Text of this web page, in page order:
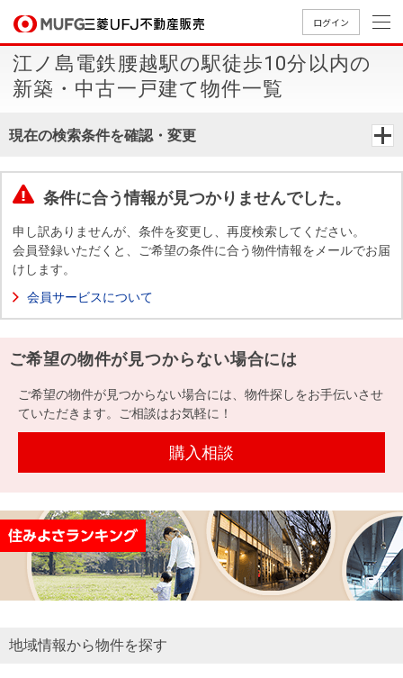
ログイン
買いたいTOP
中古
マン
ンを
探す
築・
一戸
建て
す
用
物
件
を
す
件を
探す
売りたいTOP
無
料
定
却
談
売却
金額
試算
売却向け
周辺相場
住まい1プ
店舗案内TOP
店舗のご
案内（首
案内（名
案内（関
会社情報TOP
ごあいさ
つ
要
Way
経営ビジ
ョン
組織図
役員一
沿革
本社地
図
（電子ブ
ック版）
採用情報TOP
新卒採用
情報
採用情報
買いたい
売りたい
店舗案内
会社情報
採用情報
提携企業にお勤めの方
閉じる
江ノ島電鉄腰越駅の駅徒歩10分以内の
新築・中古一戸建て物件一覧
現在の検索条件を確認・変更
条件に合う情報が見つかりませんでした。
申し訳ありませんが、条件を変更し、再度検索してください。
会員登録いただくと、ご希望の条件に合う物件情報をメールでお届
けします。
会員サービスについて
ご希望の物件が見つからない場合には
ご希望の物件が見つからない場合には、物件探しをお手伝いさせ
ていただきます。ご相談はお気軽に！
購入相談
地域情報から物件を探す